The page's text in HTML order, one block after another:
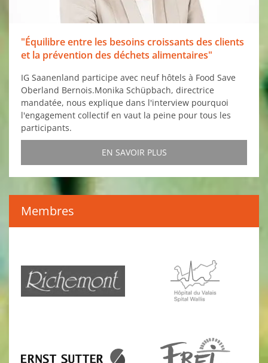
"Équilibre entre les besoins croissants des clients
et la prévention des déchets alimentaires"
IG Saanenland participe avec neuf hôtels à Food Save
Oberland Bernois.Monika Schüpbach, directrice
mandatée, nous explique dans l'interview pourquoi
l'engagement collectif en vaut la peine pour tous les
participants.
EN SAVOIR PLUS
Membres